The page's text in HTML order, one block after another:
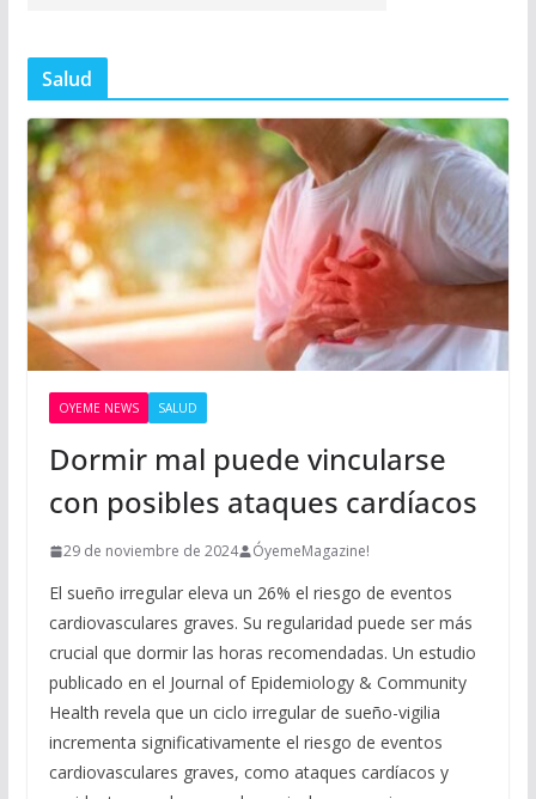
Salud
OYEME NEWS SALUD
Dormir mal puede vincularse
con posibles ataques cardíacos
29 de noviembre de 2024 ÓyemeMagazine!
El sueño irregular eleva un 26% el riesgo de eventos
cardiovasculares graves. Su regularidad puede ser más
crucial que dormir las horas recomendadas. Un estudio
publicado en el Journal of Epidemiology & Community
Health revela que un ciclo irregular de sueño-vigilia
incrementa significativamente el riesgo de eventos
cardiovasculares graves, como ataques cardíacos y